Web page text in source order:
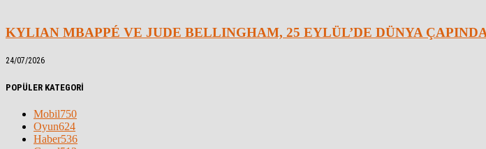
KYLIAN MBAPPÉ VE JUDE BELLINGHAM, 25 EYLÜL’DE DÜNYA
24/07/2026
POPÜLER KATEGORİ
Mobil750
Oyun624
Haber536